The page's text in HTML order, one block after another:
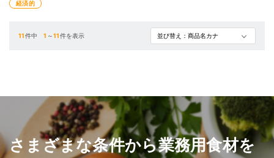
経済的
11件中1 ～11件を表示
さまざまな条件から業務用食材を